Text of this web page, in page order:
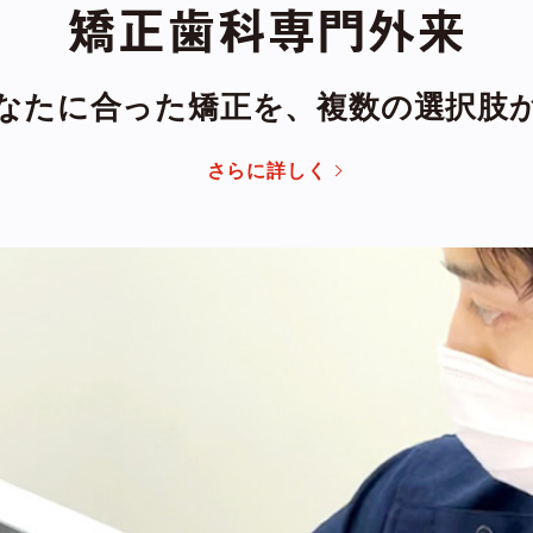
矯正歯科専門外来
たに合った矯正を、複数の選択肢
さらに詳しく